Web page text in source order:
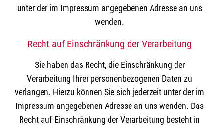
unter der im Impressum angegebenen Adresse an uns
wenden.
Recht auf Einschränkung der Verarbeitung
Sie haben das Recht, die Einschränkung der
Verarbeitung Ihrer personenbezogenen Daten zu
verlangen. Hierzu können Sie sich jederzeit unter der im
Impressum angegebenen Adresse an uns wenden. Das
Recht auf Einschränkung der Verarbeitung besteht in